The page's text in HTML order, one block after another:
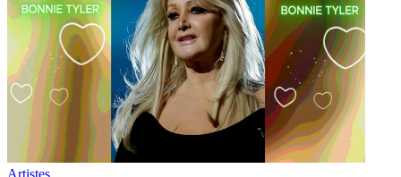
Artistes